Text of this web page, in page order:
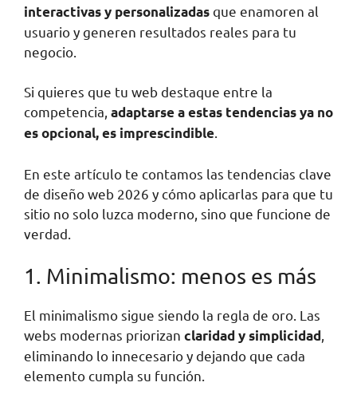
interactivas y personalizadasque enamoren al
usuario y generen resultados reales para tu
negocio.
Si quieres que tu web destaque entre la
competencia, adaptarse a estas tendencias ya no
es opcional, es imprescindible.
En este artículo te contamos las tendencias clave
de diseño web 2026 y cómo aplicarlas para que tu
sitio no solo luzca moderno, sino que funcione de
verdad.
1. Minimalismo: menos es más
El minimalismo sigue siendo la regla de oro. Las
webs modernas priorizan claridad y simplicidad,
eliminando lo innecesario y dejando que cada
elemento cumpla su función.